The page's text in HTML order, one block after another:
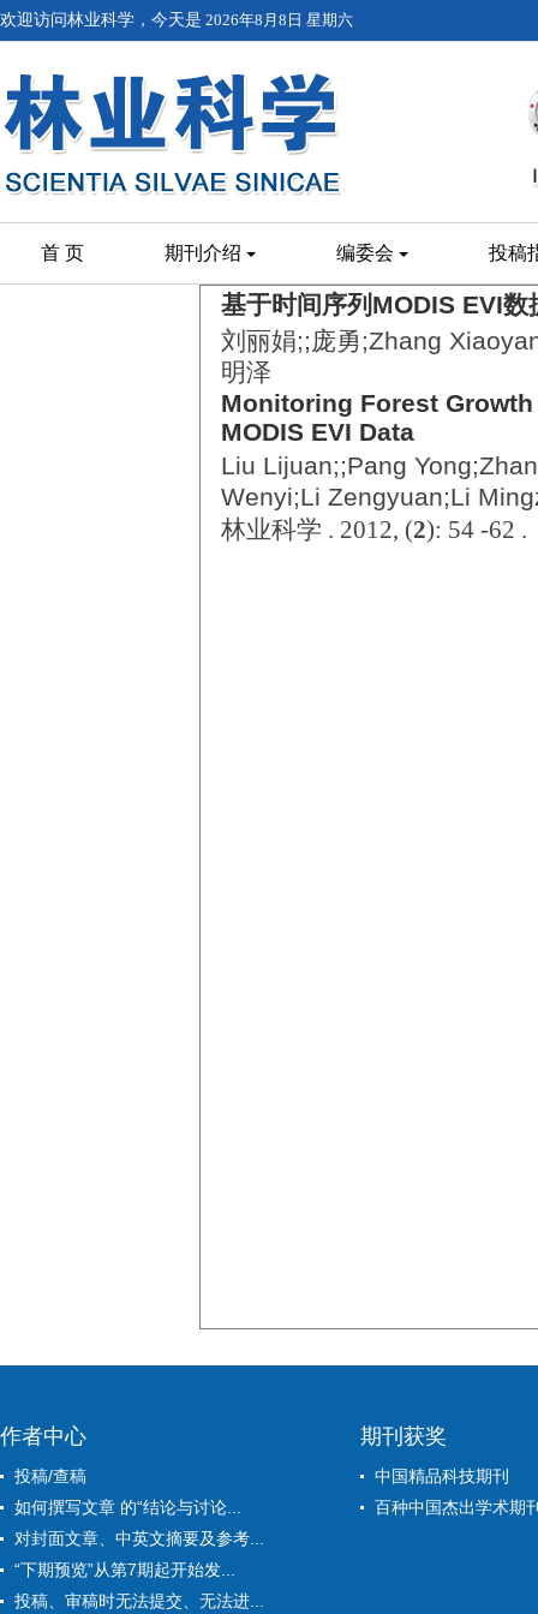
欢迎访问林业科学，今天是 2026年8月8日 星期六
首 页 期刊介绍 编委会 投稿
基于时间序列MODIS EVI
刘丽娟;;庞勇;Zhang
明泽
Monitoring Forest
MODIS EVI Data
Liu Lijuan;;Pang
Wenyi;Li Zengyuan;Li
林业科学 . 2012, (2): 54 -62 .
作者中心
投稿/查稿
如何撰写文章 的“结论与讨论...
对封面文章、中英文摘要及参考...
“下期预览”从第7期起开始发...
投稿、审稿时无法提交、无法进...
期刊获奖
中国精品科技期刊
百种中国杰出学术期